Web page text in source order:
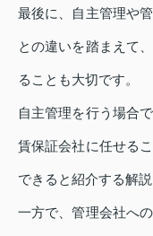
最後に、自主管理や
との違いを踏まえて
ることも大切です。
自主管理を行う場合
賃保証会社に任せる
できると紹介する解説
一方で、管理会社へ